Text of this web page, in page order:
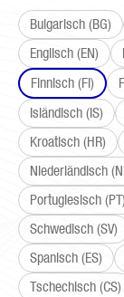
Bulgarisch (BG)
Englisch (EN)
Finnisch (FI)
Isländisch (IS)
Kroatisch (HR)
Niederländisch
Portugiesisch
Schwedisch (SV)
Spanisch (ES)
Tschechisch (CS)